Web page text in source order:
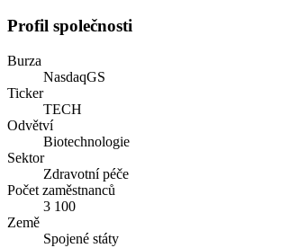
Profil společnosti
Burza
NasdaqGS
Ticker
TECH
Odvětví
Biotechnologie
Sektor
Zdravotní péče
Počet zaměstnanců
3 100
Země
Spojené státy